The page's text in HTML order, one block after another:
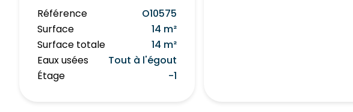
Référence
O10575
Surface
14 m²
Surface totale
14 m²
Eaux usées
Tout à l'égout
Étage
-1